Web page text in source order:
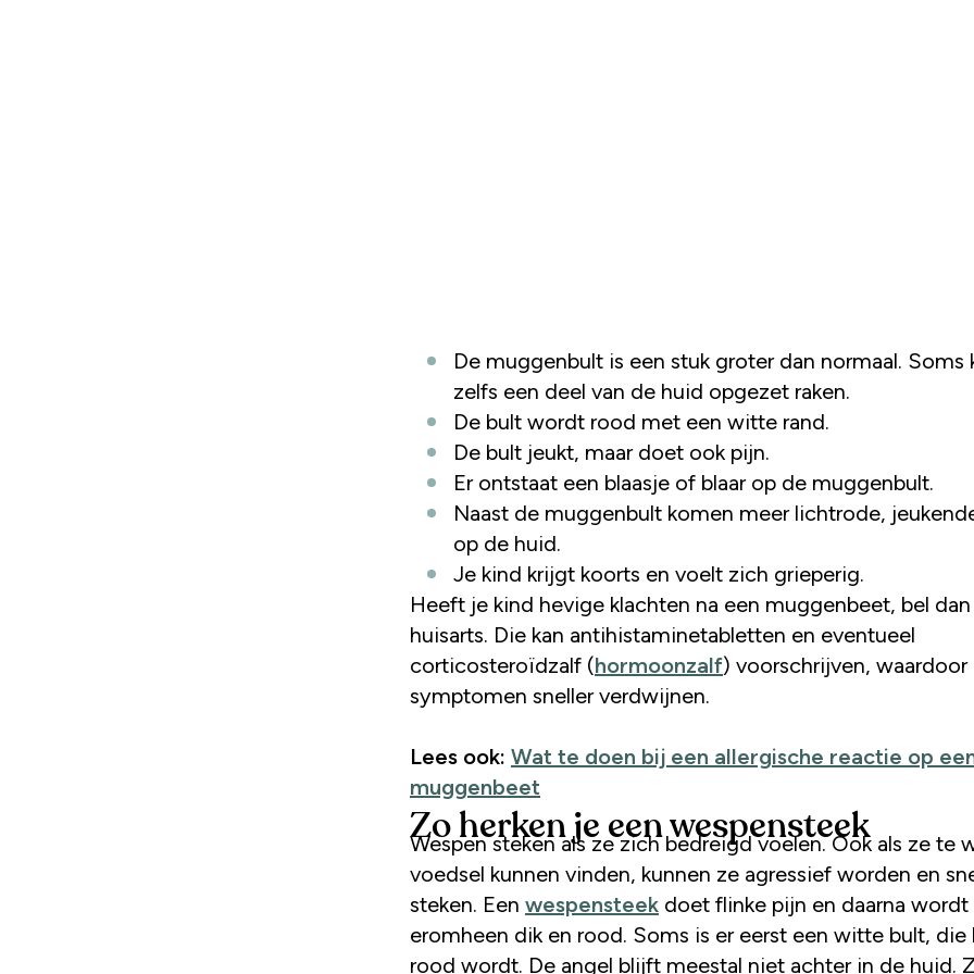
De muggenbult is een stuk groter dan normaal. Soms
zelfs een deel van de huid opgezet raken.
De bult wordt rood met een witte rand.
De bult jeukt, maar doet ook pijn.
Er ontstaat een blaasje of blaar op de muggenbult.
Naast de muggenbult komen meer lichtrode,
op de huid.
Je kind krijgt koorts en voelt zich grieperig.
Heeft je kind hevige klachten na een muggenbeet, bel
huisarts. Die kan antihistaminetabletten en eventueel
corticosteroïdzalf (hormoonzalf) voorschrijven, waardoor
symptomen sneller verdwijnen.
Lees ook: Wat te doen bij een allergische reactie op
muggenbeet
Zo herken je een wespensteek
Wespen steken als ze zich bedreigd voelen. Ook als ze te
voedsel kunnen vinden, kunnen ze agressief worden en
steken. Een wespensteek doet flinke pijn en daarna
eromheen dik en rood. Soms is er eerst een witte bult, die
rood wordt. De angel blijft meestal niet achter in de huid.